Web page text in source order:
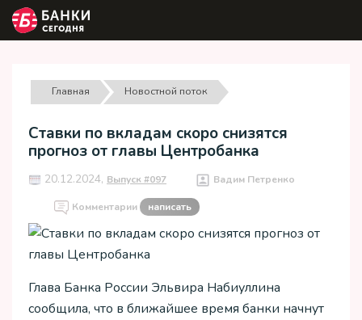
Главная Новостной поток
Ставки по вкладам скоро снизятся
прогноз от главы Центробанка
20.12.2024, Выпуск #097 Вадим Петренко
Комментарии написать
Глава Банка России Эльвира Набиуллина
сообщила, что в ближайшее время банки начнут